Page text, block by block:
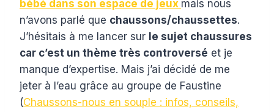
bébé dans son espace de jeux mais nous
n’avons parlé que chaussons/chaussettes.
J’hésitais à me lancer sur le sujet chaussures
car c’est un thème très controversé et je
manque d’expertise. Mais j’ai décidé de me
jeter à l’eau grâce au groupe de Faustine
(Chaussons-nous en souple : infos, conseils,